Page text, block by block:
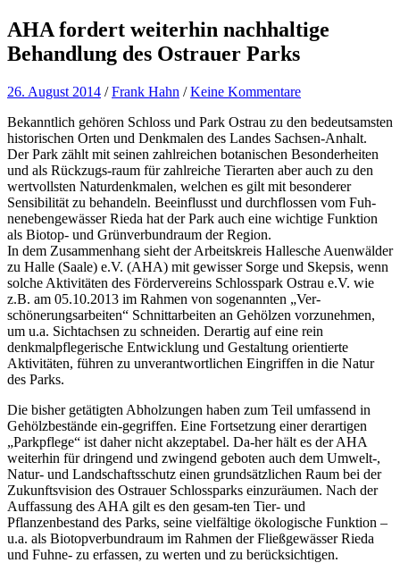
AHA fordert weiterhin nachhaltige
Behandlung des Ostrauer Parks
26. August 2014 /Frank Hahn /Keine Kommentare
Bekanntlich gehören Schloss und Park Ostrau zu den bedeutsamsten
historischen Orten und Denkmalen des Landes Sachsen-Anhalt.
Der Park zählt mit seinen zahlreichen botanischen Besonderheiten
und als Rückzugs-raum für zahlreiche Tierarten aber auch zu den
wertvollsten Naturdenkmalen, welchen es gilt mit besonderer
Sensibilität zu behandeln. Beeinflusst und durchflossen vom Fuh-
nenebengewässer Rieda hat der Park auch eine wichtige Funktion
als Biotop- und Grünverbundraum der Region.
In dem Zusammenhang sieht der Arbeitskreis Hallesche Auenwälder
zu Halle (Saale) e.V. (AHA) mit gewisser Sorge und Skepsis, wenn
solche Aktivitäten des Fördervereins Schlosspark Ostrau e.V. wie
z.B. am 05.10.2013 im Rahmen von sogenannten „Ver-
schönerungsarbeiten“ Schnittarbeiten an Gehölzen vorzunehmen,
um u.a. Sichtachsen zu schneiden. Derartig auf eine rein
denkmalpflegerische Entwicklung und Gestaltung orientierte
Aktivitäten, führen zu unverantwortlichen Eingriffen in die Natur
des Parks.
Die bisher getätigten Abholzungen haben zum Teil umfassend in
Gehölzbestände ein-gegriffen. Eine Fortsetzung einer derartigen
„Parkpflege“ ist daher nicht akzeptabel. Da-her hält es der AHA
weiterhin für dringend und zwingend geboten auch dem Umwelt-,
Natur- und Landschaftsschutz einen grundsätzlichen Raum bei der
Zukunftsvision des Ostrauer Schlossparks einzuräumen. Nach der
Auffassung des AHA gilt es den gesam-ten Tier- und
Pflanzenbestand des Parks, seine vielfältige ökologische Funktion –
u.a. als Biotopverbundraum im Rahmen der Fließgewässer Rieda
und Fuhne- zu erfassen, zu werten und zu berücksichtigen.